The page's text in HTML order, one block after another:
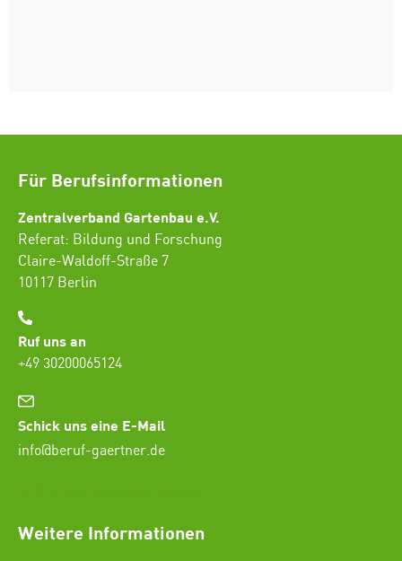
Für Berufsinformationen
Zentralverband Gartenbau e.V.
Referat: Bildung und Forschung
Claire-Waldoff-Straße 7
10117 Berlin
Ruf uns an
+49 30200065124
Schick uns eine E-Mail
info@beruf-gaertner.de
Weitere Informationen